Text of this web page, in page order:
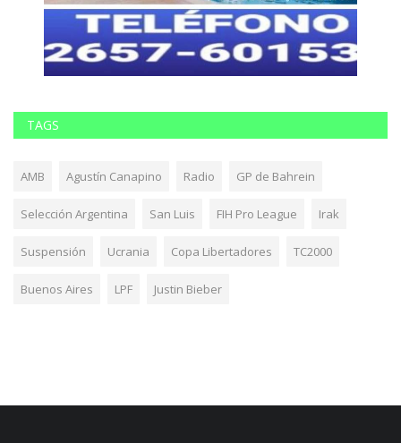
TAGS
AMB Agustín Canapino Radio GP de Bahrein
Selección Argentina San Luis FIH Pro League Irak
Suspensión Ucrania Copa Libertadores TC2000
Buenos Aires LPF Justin Bieber